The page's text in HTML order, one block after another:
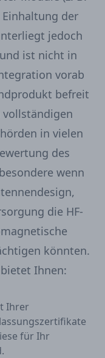
der
jedoch
ist nicht in
vorab
befreit
in vielen
des
wenn
die HF-
könnten.
Ihnen:
Ihrer
für Ihr